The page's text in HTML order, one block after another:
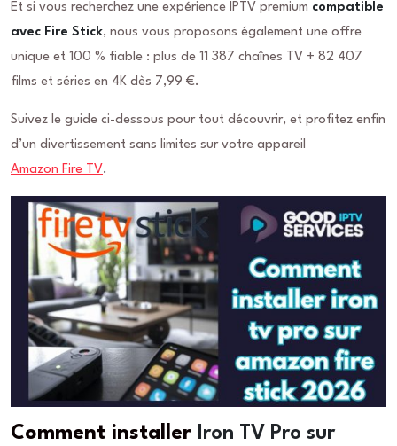
Et si vous recherchez une expérience IPTV premium compatible
avec Fire Stick, nous vous proposons également une offre
unique et 100 % fiable : plus de 11 387 chaînes TV + 82 407
films et séries en 4K dès 7,99 €.
Suivez le guide ci-dessous pour tout découvrir, et profitez enfin
d’un divertissement sans limites sur votre appareil
Amazon Fire TV.
Comment installer Iron TV Pro sur